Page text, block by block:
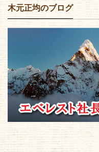
木元正均のブログ